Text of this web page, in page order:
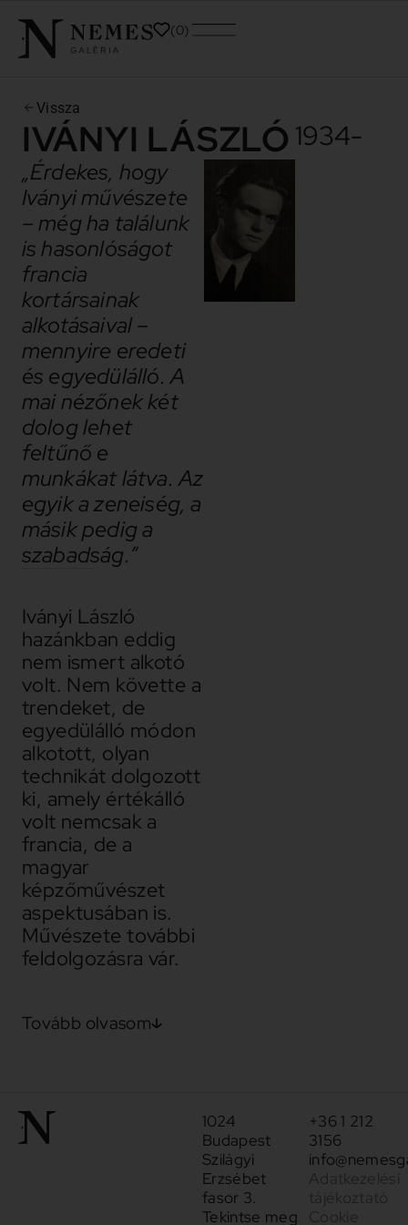
0
Vissza
IVÁNYI LÁSZLÓ 1934-
„Érdekes, hogy
Iványi művészete
– még ha találunk
is hasonlóságot
francia
kortársainak
alkotásaival –
mennyire eredeti
és egyedülálló. A
mai nézőnek két
dolog lehet
feltűnő e
munkákat látva. Az
egyik a zeneiség, a
másik pedig a
szabadság.”
Iványi László
hazánkban eddig
nem ismert alkotó
volt. Nem követte a
trendeket, de
egyedülálló módon
alkotott, olyan
technikát dolgozott
ki, amely értékálló
volt nemcsak a
francia, de a
magyar
képzőművészet
aspektusában is.
Művészete további
feldolgozásra vár.
Tovább olvasom
1024
Budapest
Szilágyi
Erzsébet
fasor 3.
Tekintse meg
+36 1 212
3156